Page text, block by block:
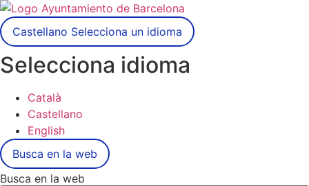
Castellano Selecciona un idioma
Selecciona idioma
Català
Castellano
English
Busca en la web
Busca en la web